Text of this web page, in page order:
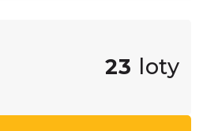
23 loty